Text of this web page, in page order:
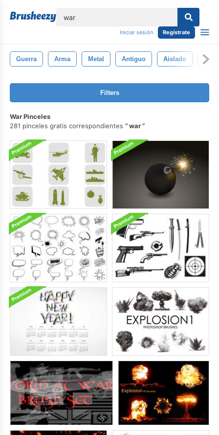
Iniciar sesión Regístrate
Guerra Arma Metal Antiguo Aislado
Filters
War Pinceles
281 pinceles gratis correspondientes
war